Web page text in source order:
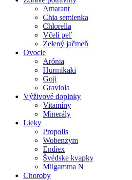
Amarant
Chia semienka
Chlorella
Včelí peľ
Zelený jačmeň
Ovocie
Arónia
Hurmikaki
Goji
Graviola
Výživové doplnky
Vitamíny
Minerály
Lieky
Propolis
Wobenzym
Endiex
Švédske kvapky
Milgamma N
Choroby